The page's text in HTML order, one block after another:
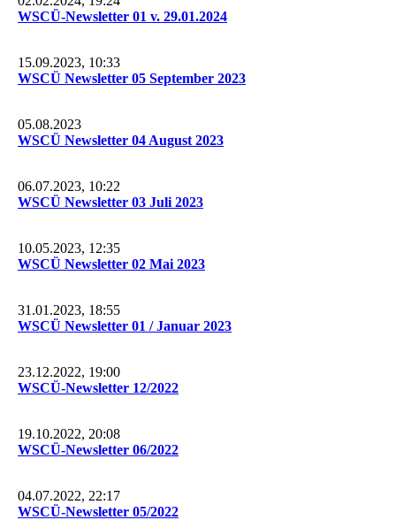
WSCÜ-Newsletter 01 v. 29.01.2024
15.09.2023, 10:33
WSCÜ Newsletter 05 September 2023
05.08.2023
WSCÜ Newsletter 04 August 2023
06.07.2023, 10:22
WSCÜ Newsletter 03 Juli 2023
10.05.2023, 12:35
WSCÜ Newsletter 02 Mai 2023
31.01.2023, 18:55
WSCÜ Newsletter 01 / Januar 2023
23.12.2022, 19:00
WSCÜ-Newsletter 12/2022
19.10.2022, 20:08
WSCÜ-Newsletter 06/2022
04.07.2022, 22:17
WSCÜ-Newsletter 05/2022